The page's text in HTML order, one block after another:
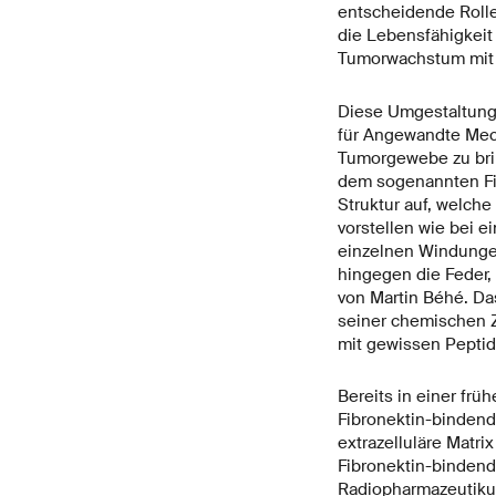
entscheidende
die Lebensfähigkeit
Tumorwachstum
Diese
für Angewandte
Tumorgewebe zu
dem sogenannten
Struktur auf,
vorstellen wie bei
einzelnen
hingegen die
von Martin Béhé.
seiner chemischen
mit gewissen
Bereits in einer
Fibronektin-
extrazelluläre
Fibronektin-